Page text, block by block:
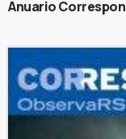
Anuario